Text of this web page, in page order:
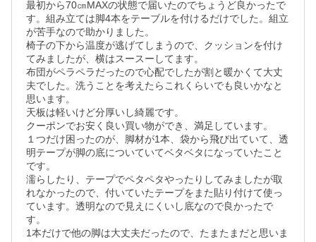
最初から70㎝MAXの状態で届いたのでちょうど良かったで
す。組み立ては脚4本をテーブルを付けるだけでした。組立
が苦手なので助かりました。
椅子の下から温度が逃げてしまうので、クッションを付け
てみましたが、横はスースーしてます。
布団がペラペラだったので心配でしたが割と暖かくて大丈
夫でした。洗うことを考えたらこれくらいでも良いかなと
思います。
天板は軽いけど分厚いし綺麗です。
クーポンでお安く良い買い物ができ、満足しています。
１つだけ困ったのが、脚材が1本、袋から飛び出ていて、透
明テープが脚の底についていてベタベタになっていたこと
です。
濡らしたり、テープでペタペタやったりしてみましたが取
れなかったので、付いていたテープをまた貼り付けて使っ
ています。透明なので見えにくいし底なので良かったで
す。
1本だけで他の脚は大丈夫だったので、たまたまだと思いま